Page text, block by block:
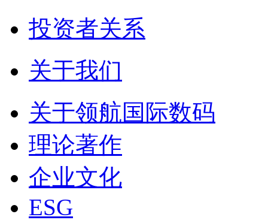
投资者关系
关于我们
关于领航国际数码
理论著作
企业文化
ESG